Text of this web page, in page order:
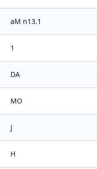
aM n13.1
1
DA
MO
J
H